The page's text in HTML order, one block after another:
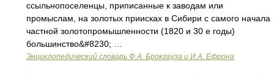
ссыльнопоселенцы, приписанные к заводам или
промыслам, на золотых приисках в Сибири с самого начала
частной золотопромышленности (1820 и 30 е годы)
большинство&#8230; …
Энциклопедический словарь Ф.А. Брокгауза и И.А. Ефрона